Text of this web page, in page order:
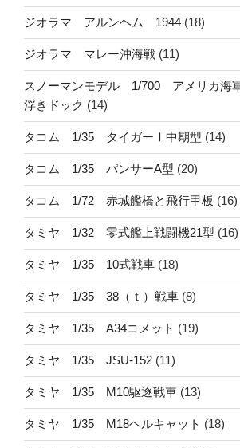
ジオラマ アルンヘム 1944 (18)
ジオラマ マレー沖海戦 (11)
スノーマンモデル 1/700 アメリカ海
浮きドック (14)
タコム 1/35 タイガーⅠ中期型 (14)
タコム 1/35 パンサーA型 (20)
タコム 1/72 赤城艦橋と飛行甲板 (16)
タミヤ 1/32 零式艦上戦闘機21型 (16)
タミヤ 1/35 10式戦車 (18)
タミヤ 1/35 38（ｔ）戦車 (8)
タミヤ 1/35 A34コメット (19)
タミヤ 1/35 JSU-152 (11)
タミヤ 1/35 M10駆逐戦車 (13)
タミヤ 1/35 M18ヘルキャット (18)